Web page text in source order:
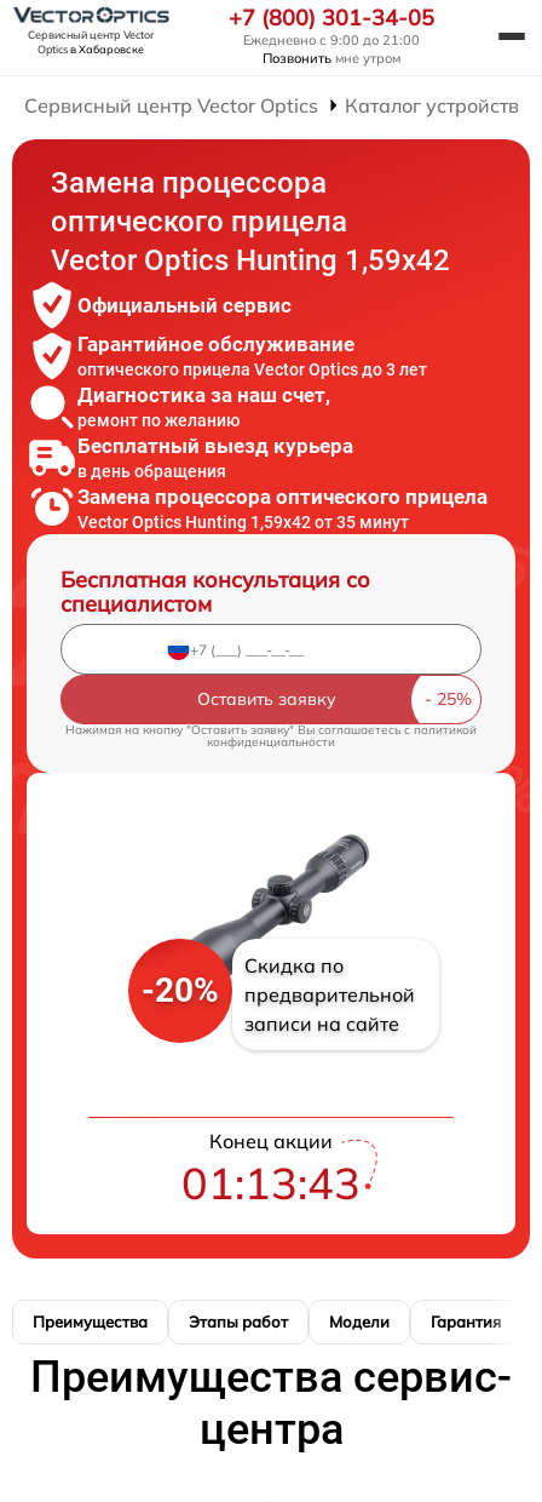
Сервисный центр Vector
Opticsв Хабаровске
+7 (800) 301-34-05
Ежедневно с 9:00 до 21:00
Позвонить мне утром
Сервисный центр Vector Optics Каталог устройств
Замена процессора
оптического прицела
Vector Optics Hunting 1,59x42
Официальный сервис
Гарантийное обслуживание
оптического прицела Vector Optics до 3 лет
Диагностика за наш счет,
ремонт по желанию
Бесплатный выезд курьера
в день обращения
Замена процессора оптического прицела
Vector Optics Hunting 1,59x42 от 35 минут
Бесплатная консультация со
специалистом
Оставить заявку
Нажимая на кнопку "Оставить заявку" Вы соглашаетесь cполитикой
конфиденциальности
-20%
Скидка по
предварительной
записи на сайте
Конец акции
01:13:42
Преимущества Этапы работ Модели Гарантия
Преимущества сервис-
центра